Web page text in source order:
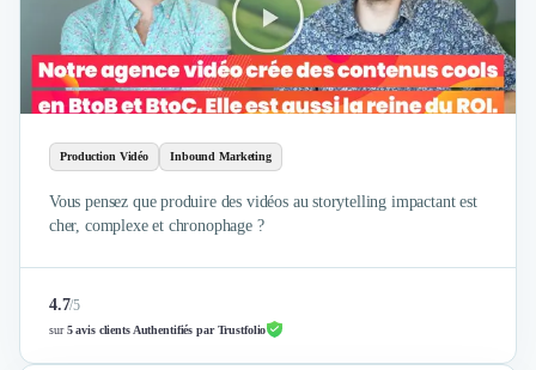
Production Vidéo Inbound Marketing
Vous pensez que produire des vidéos au storytelling impactant est
cher, complexe et chronophage ?
4.7/5
sur5 avis clients Authentifiés par Trustfolio